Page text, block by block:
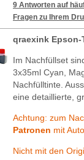
9 Antworten auf
Fragen zu Ihrem
qraexink Epson-
Im Nachfüllset
3x35ml Cyan,
Nachfülltinte.
eine detaillierte,
Achtung: zum
Patronen mit
Nicht mit den